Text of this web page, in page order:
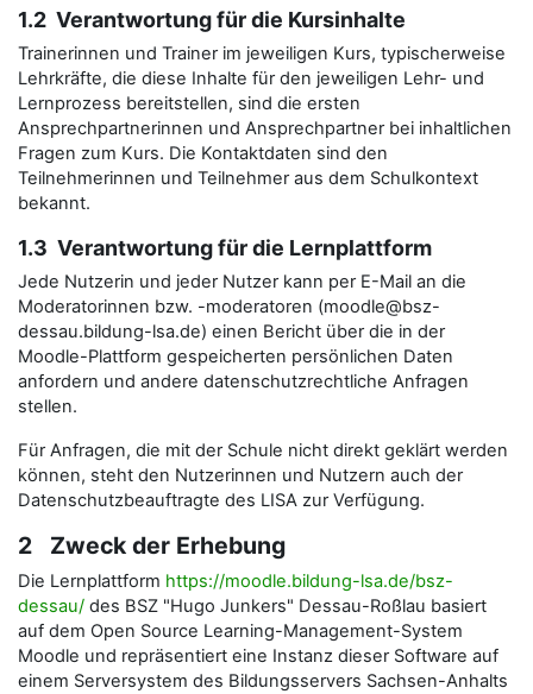
1.2 Verantwortung für die Kursinhalte
Trainerinnen und Trainer im jeweiligen Kurs, typischerweise
Lehrkräfte, die diese Inhalte für den jeweiligen Lehr- und
Lernprozess bereitstellen, sind die ersten
Ansprechpartnerinnen und Ansprechpartner bei inhaltlichen
Fragen zum Kurs. Die Kontaktdaten sind den
Teilnehmerinnen und Teilnehmer aus dem Schulkontext
bekannt.
1.3 Verantwortung für die Lernplattform
Jede Nutzerin und jeder Nutzer kann per E-Mail an die
Moderatorinnen bzw. -moderatoren (moodle@bsz-
dessau.bildung-lsa.de) einen Bericht über die in der
Moodle-Plattform gespeicherten persönlichen Daten
anfordern und andere datenschutzrechtliche Anfragen
stellen.
Für Anfragen, die mit der Schule nicht direkt geklärt werden
können, steht den Nutzerinnen und Nutzern auch der
Datenschutzbeauftragte des LISA zur Verfügung.
2 Zweck der Erhebung
Die Lernplattform https://moodle.bildung-lsa.de/bsz-
dessau/ des BSZ "Hugo Junkers" Dessau-Roßlau basiert
auf dem Open Source Learning-Management-System
Moodle und repräsentiert eine Instanz dieser Software auf
einem Serversystem des Bildungsservers Sachsen-Anhalts